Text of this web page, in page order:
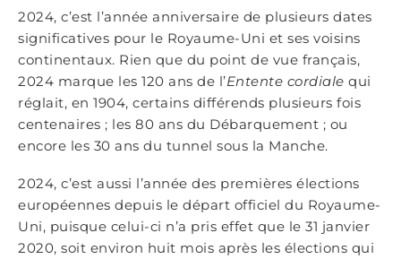
2024, c’est l’année anniversaire de plusieurs dates
significatives pour le Royaume-Uni et ses voisins
continentaux. Rien que du point de vue français,
2024 marque les 120 ans de l’Entente cordiale qui
réglait, en 1904, certains différends plusieurs fois
centenaires ; les 80 ans du Débarquement ; ou
encore les 30 ans du tunnel sous la Manche.
2024, c’est aussi l’année des premières élections
européennes depuis le départ officiel du Royaume-
Uni, puisque celui-ci n’a pris effet que le 31 janvier
2020, soit environ huit mois après les élections qui